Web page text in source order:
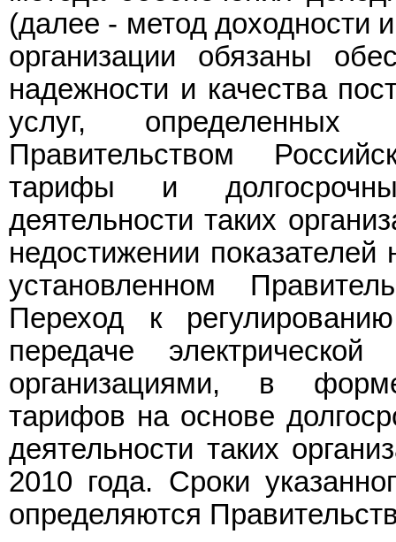
(далее - метод доходности
организации обязаны
надежности и качества
услуг,
Правительством
тарифы и
деятельности таких
недостижении
установленном
Переход к
передаче
организациями, в
тарифов на основе
деятельности таких
2010 года. Сроки
определяются